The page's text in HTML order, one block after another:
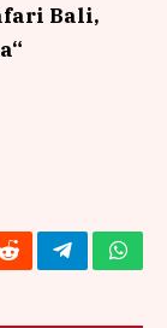
Bali,
“
RedditTelegram